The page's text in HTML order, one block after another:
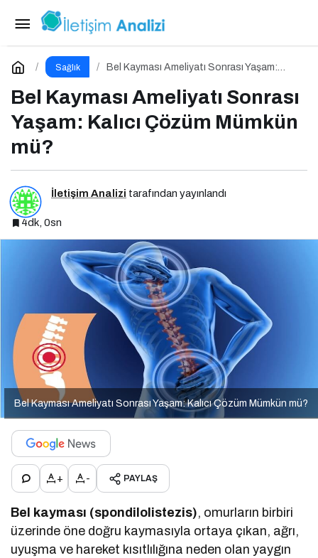
Sağlık
Bel Kayması Ameliyatı Sonrası Yaşam:
Bel Kayması Ameliyatı Sonrası
Yaşam: Kalıcı Çözüm Mümkün
mü?
İletişim Analizi tarafından yayınlandı
4dk, 0sn
Bel Kayması Ameliyatı Sonrası Yaşam: Kalıcı Çözüm Mümkün mü?
+ - PAYLAŞ
Bel kayması (spondilolistezis), omurların birbiri
üzerinde öne doğru kaymasıyla ortaya çıkan, ağrı,
uyuşma ve hareket kısıtlılığına neden olan yaygın
Yüksek Kolesterol ve Beslenmenin Önemi
Yorum Yap